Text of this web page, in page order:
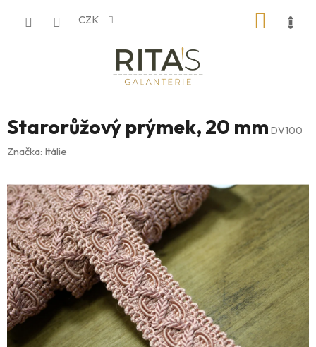
CZK
Starorůžový prýmek, 20 mm DV100
Značka: Itálie